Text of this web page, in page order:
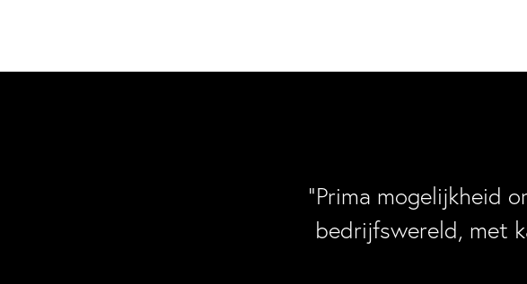
“Prima mogelijkheid
bedrijfswereld, met